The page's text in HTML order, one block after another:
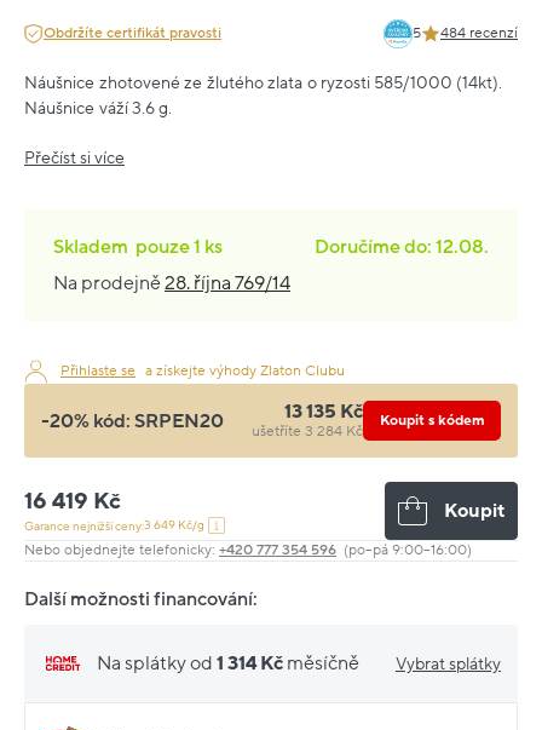
Obdržíte certifikát pravosti 5 484 recenzí
Náušnice zhotovené ze žlutého zlata o ryzosti 585/1000 (14kt).
Náušnice váží 3.6 g.
Přečíst si více
Skladem pouze1 ks
Doručíme do: 12.08.
Na prodejně28. října 769/14
Přihlaste se a získejte výhody Zlaton Clubu
-20% kód: SRPEN20 13 135 Kč
ušetříte 3 284 Kč
Koupit s kódem
16 419 Kč
Garance nejnižší ceny:3 649 Kč/g
Koupit
Nebo objednejte telefonicky: +420 777 354 596 (po–pá 9:00–16:00)
Další možnosti financování:
Na splátky od 1 314 Kč měsíčně Vybrat splátky